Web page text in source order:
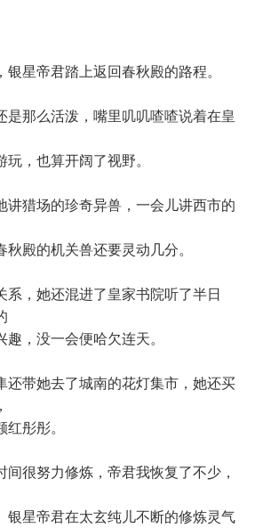
星帝君踏上返回春秋殿的路程。
那么活泼，嘴里叽叽喳喳说着在皇
，也算开阔了视野。
猎场的珍奇异兽，一会儿讲西市的
殿的机关兽还要灵动几分。
，她还混进了皇家书院听了半日
，没一会便哈欠连天。
带她去了城南的花灯集市，她还买
彤彤。
很努力修炼，帝君我恢复了不少，
银星帝君在太玄纯儿不断的修炼灵气